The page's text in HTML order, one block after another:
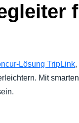
Lösung TripLink,
Mit